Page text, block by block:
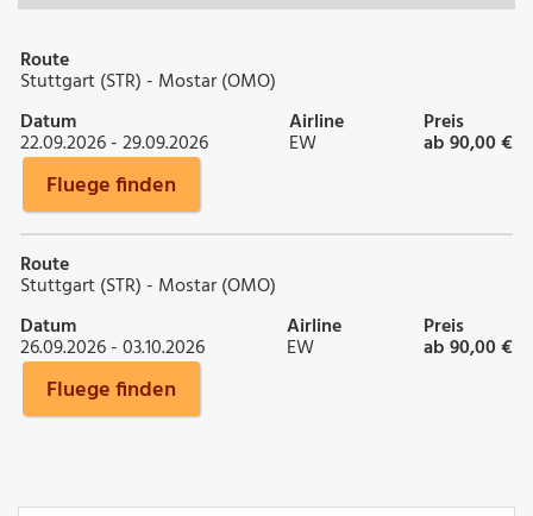
Route
Stuttgart (STR) - Mostar (OMO)
Datum
22.09.2026 - 29.09.2026
Airline
EW
Preis
ab 90,00 €
Fluege finden
Route
Stuttgart (STR) - Mostar (OMO)
Datum
26.09.2026 - 03.10.2026
Airline
EW
Preis
ab 90,00 €
Fluege finden